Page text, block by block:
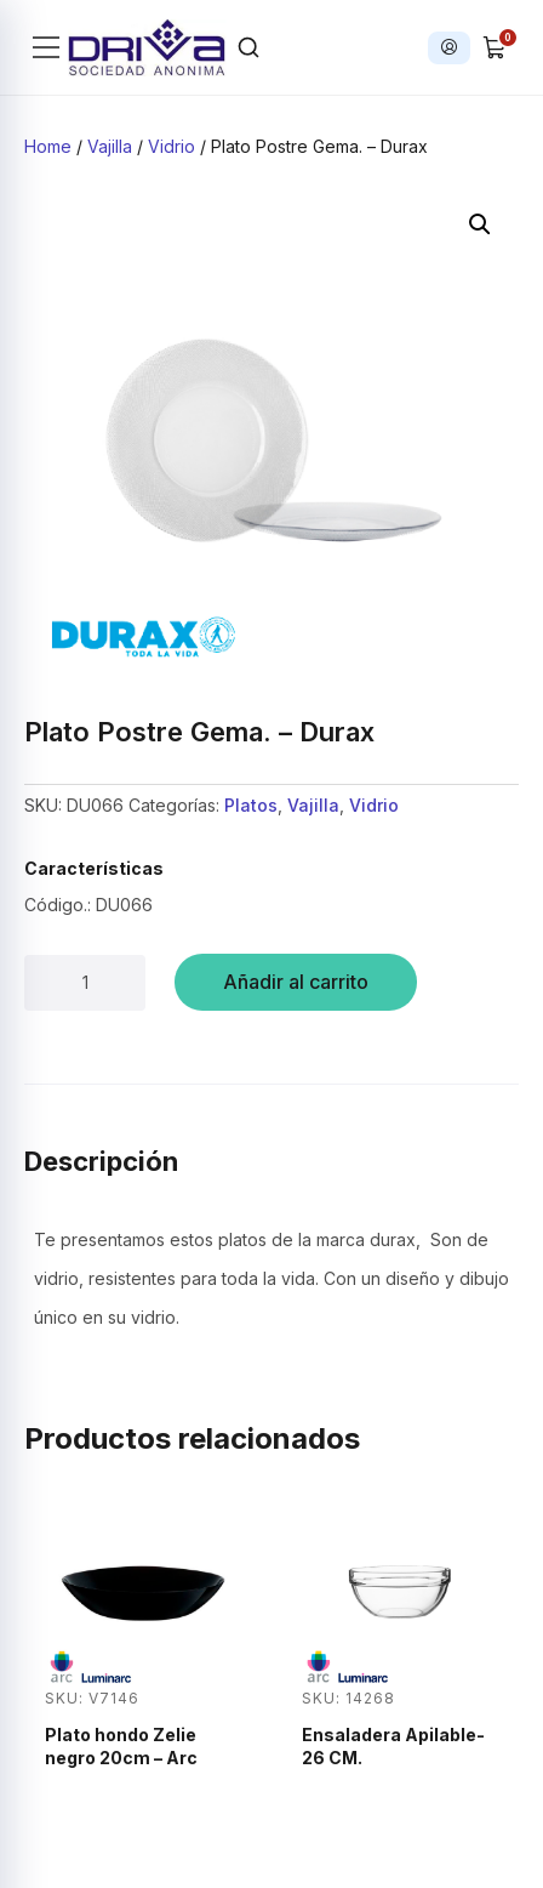
Iniciar
0
Home / Vajilla / Vidrio / Plato Postre Gema. – Durax
Plato Postre Gema. – Durax
SKU: DU066 Categorías: Platos Vajilla Vidrio
Características
Código.: DU066
Añadir al carrito
Descripción
Te presentamos estos platos de la marca durax, Son de
vidrio, resistentes para toda la vida. Con un diseño y dibujo
único en su vidrio.
Productos relacionados
SKU: V7146
Plato hondo Zelie
negro 20cm – Arc
SKU: 14268
Ensaladera Apilable-
26 CM.